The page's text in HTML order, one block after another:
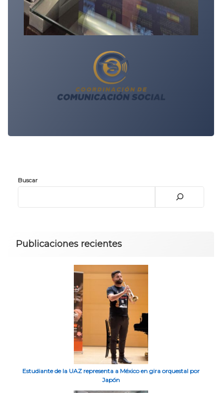
Buscar
Publicaciones recientes
Estudiante de la UAZ representa a México en gira orquestal por
Japón